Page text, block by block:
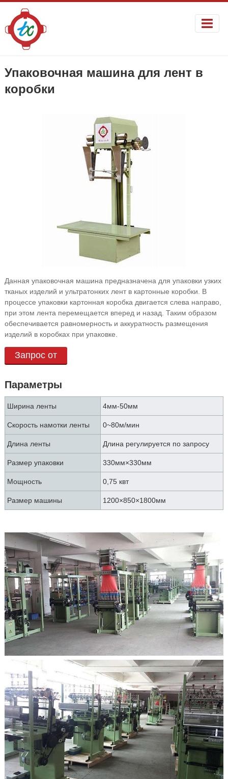
Упаковочная машина для лент в
коробки
Данная упаковочная машина предназначена для упаковки узких
тканых изделий и ультратонких лент в картонные коробки. В
процессе упаковки картонная коробка двигается слева направо,
при этом лента перемещается вперед и назад. Таким образом
обеспечивается равномерность и аккуратность размещения
изделий в коробках при упаковке.
Запрос от
Параметры
Ширина ленты 4мм-50мм
Скорость намотки ленты 0~80м/мин
Длина ленты Длина регулируется по запросу
Размер упаковки 330мм×330мм
Мощность 0,75 квт
Размер машины 1200×850×1800мм